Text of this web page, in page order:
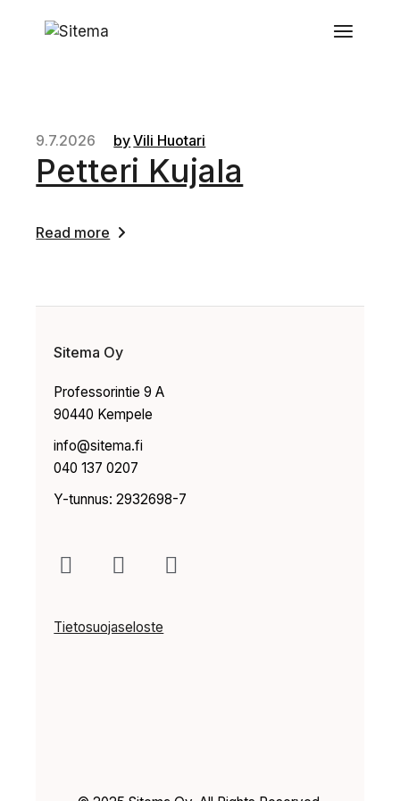
9.7.2026 byVili Huotari
Petteri Kujala
Read more
Sitema Oy
Professorintie 9 A
90440 Kempele
info@sitema.fi
040 137 0207
Y-tunnus: 2932698-7
Tietosuojaseloste